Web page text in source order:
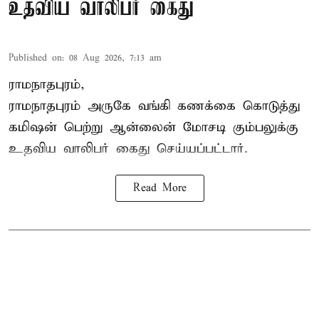
உதவிய வாலிபர் கைது
Published on: 08 Aug 2026, 7:13 am
ராமநாதபுரம்,
ராமநாதபுரம் அருகே வங்கி கணக்கை கொடுத்து
கமிஷன் பெற்று ஆன்லைன் மோசடி கும்பலுக்கு
உதவிய வாலிபர் கைது செய்யப்பட்டார்.
Read More